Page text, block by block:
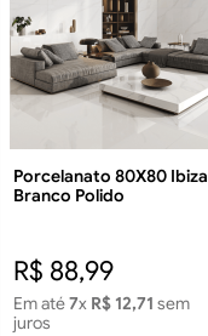
Porcelanato 80X80 Ibiza
Branco Polido
R$ 88,99
Em até7x R$ 12,71 sem
juros